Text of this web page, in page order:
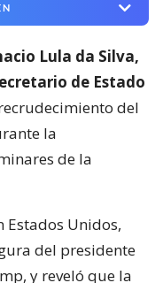
Lula da Silva,
de Estado
del
la
de la
Estados Unidos,
del presidente
y reveló que la